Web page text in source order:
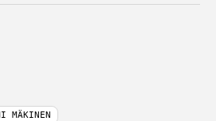
MÄKINEN